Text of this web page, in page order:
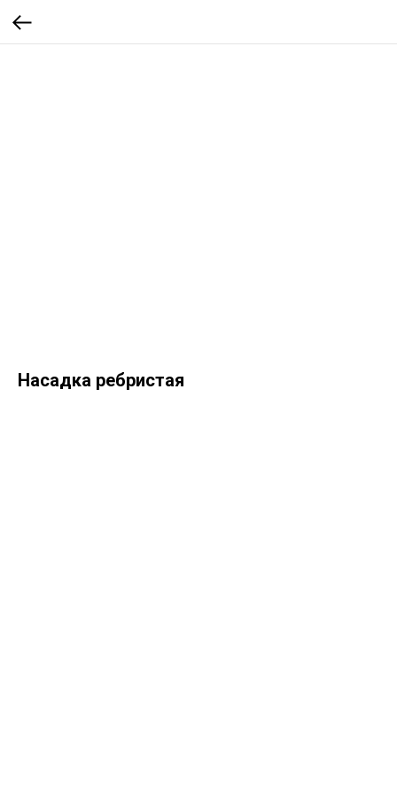
Насадка ребристая